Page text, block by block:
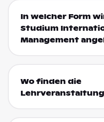
In welcher Form
Studium
Management
Wo finden die